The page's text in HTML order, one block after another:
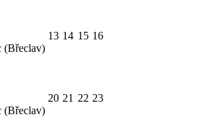
(Břeclav)
13 14 15 16
(Břeclav)
20 21 22 23